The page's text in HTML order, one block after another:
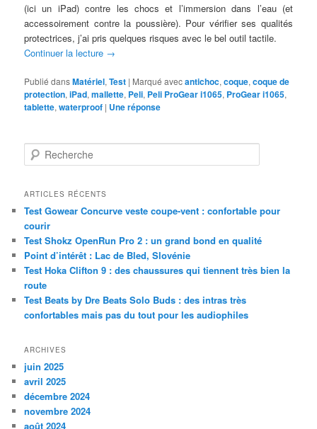
(ici un iPad) contre les chocs et l’immersion dans l’eau (et
accessoirement contre la poussière). Pour vérifier ses qualités
protectrices, j’ai pris quelques risques avec le bel outil tactile.
Continuer la lecture →
Publié dansMatériel,Test | Marqué avecantichoc,coque,coque de
protection,iPad,mallette, Peli, Peli ProGear i1065, ProGear i1065,
tablette,waterproof | Uneréponse
e
h
r
c
h
e
ARTICLES RÉCENTS
Test Gowear Concurve veste coupe-vent : confortable pour
courir
Test Shokz OpenRun Pro 2 : un grand bond en qualité
Point d’intérêt : Lac de Bled, Slovénie
Test Hoka Clifton 9 : des chaussures qui tiennent très bien la
route
Test Beats by Dre Beats Solo Buds : des intras très
confortables mais pas du tout pour les audiophiles
ARCHIVES
juin 2025
avril 2025
décembre 2024
novembre 2024
août 2024